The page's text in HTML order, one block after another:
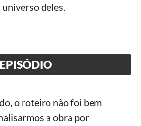
deles.
o roteiro não foi bem
a obra por